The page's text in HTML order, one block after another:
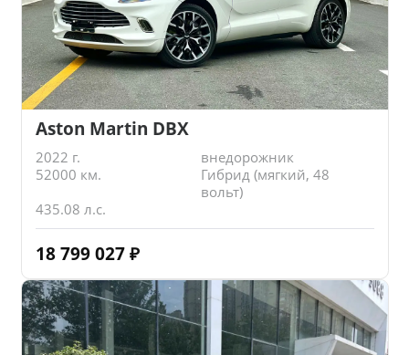
Aston Martin DBX
2022 г.
внедорожник
52000 км.
Гибрид (мягкий, 48
вольт)
435.08 л.с.
18 799 027 ₽